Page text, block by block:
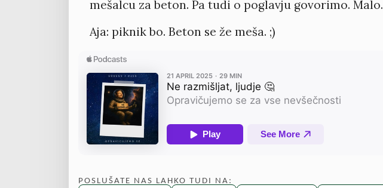
mešalcu za beton. Pa tudi o poglavju govorimo. Malo.
Aja: piknik bo. Beton se že meša. ;)
POSLUŠATE NAS LAHKO TUDI NA: